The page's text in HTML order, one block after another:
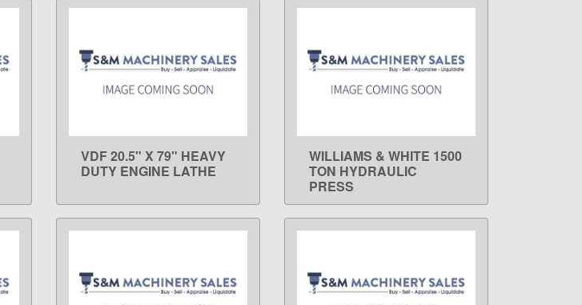
LEARN MORE
VDF 20.5" X 79" HEAVY
DUTY ENGINE LATHE
LEARN MORE
WILLIAMS & WHITE 1500
TON HYDRAULIC
PRESS